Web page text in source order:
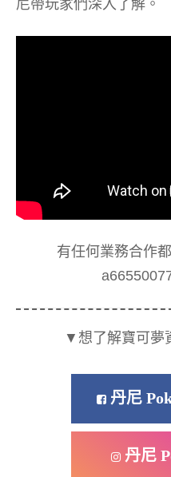
尼帶玩家們深入了解。
有任何業務合作
▼想了解寶可夢
丹尼
丹尼